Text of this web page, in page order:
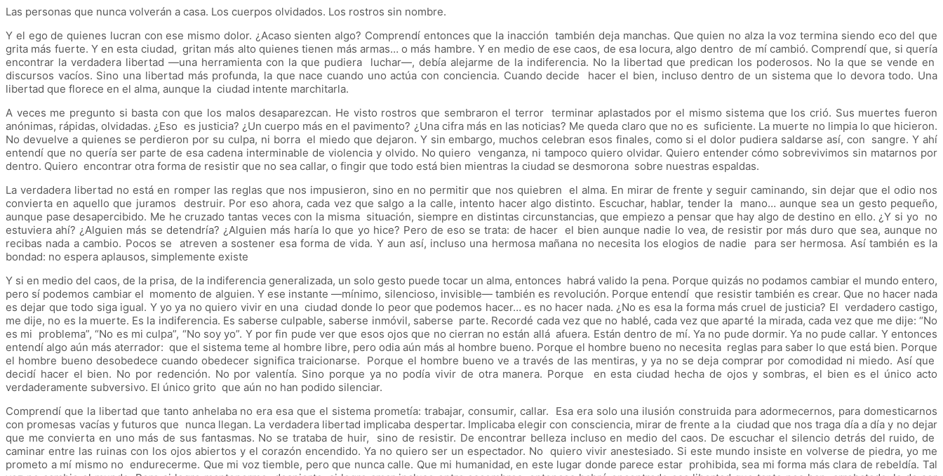
Las personas que nunca volverán a casa. Los cuerpos olvidados. Los rostros sin nombre.
Y el ego de quienes lucran con ese mismo dolor. ¿Acaso sienten algo? Comprendí entonces que la inacción también deja manchas. Que quien no alza la voz termina siendo eco del que
grita más fuerte. Y en esta ciudad, gritan más alto quienes tienen más armas… o más hambre. Y en medio de ese caos, de esa locura, algo dentro de mí cambió. Comprendí que, si quería
encontrar la verdadera libertad —una herramienta con la que pudiera luchar—, debía alejarme de la indiferencia. No la libertad que predican los poderosos. No la que se vende en
discursos vacíos. Sino una libertad más profunda, la que nace cuando uno actúa con conciencia. Cuando decide hacer el bien, incluso dentro de un sistema que lo devora todo. Una
libertad que florece en el alma, aunque la ciudad intente marchitarla.
A veces me pregunto si basta con que los malos desaparezcan. He visto rostros que sembraron el terror terminar aplastados por el mismo sistema que los crió. Sus muertes fueron
anónimas, rápidas, olvidadas. ¿Eso es justicia? ¿Un cuerpo más en el pavimento? ¿Una cifra más en las noticias? Me queda claro que no es suficiente. La muerte no limpia lo que hicieron.
No devuelve a quienes se perdieron por su culpa, ni borra el miedo que dejaron. Y sin embargo, muchos celebran esos finales, como si el dolor pudiera saldarse así, con sangre. Y ahí
entendí que no quería ser parte de esa cadena interminable de violencia y olvido. No quiero venganza, ni tampoco quiero olvidar. Quiero entender cómo sobrevivimos sin matarnos por
dentro. Quiero encontrar otra forma de resistir que no sea callar, o fingir que todo está bien mientras la ciudad se desmorona sobre nuestras espaldas.
La verdadera libertad no está en romper las reglas que nos impusieron, sino en no permitir que nos quiebren el alma. En mirar de frente y seguir caminando, sin dejar que el odio nos
convierta en aquello que juramos destruir. Por eso ahora, cada vez que salgo a la calle, intento hacer algo distinto. Escuchar, hablar, tender la mano… aunque sea un gesto pequeño,
aunque pase desapercibido. Me he cruzado tantas veces con la misma situación, siempre en distintas circunstancias, que empiezo a pensar que hay algo de destino en ello. ¿Y si yo no
estuviera ahí? ¿Alguien más se detendría? ¿Alguien más haría lo que yo hice? Pero de eso se trata: de hacer el bien aunque nadie lo vea, de resistir por más duro que sea, aunque no
recibas nada a cambio. Pocos se atreven a sostener esa forma de vida. Y aun así, incluso una hermosa mañana no necesita los elogios de nadie para ser hermosa. Así también es la
bondad: no espera aplausos, simplemente existe
Y si en medio del caos, de la prisa, de la indiferencia generalizada, un solo gesto puede tocar un alma, entonces habrá valido la pena. Porque quizás no podamos cambiar el mundo entero,
pero sí podemos cambiar el momento de alguien. Y ese instante —mínimo, silencioso, invisible— también es revolución. Porque entendí que resistir también es crear. Que no hacer nada
es dejar que todo siga igual. Y yo ya no quiero vivir en una ciudad donde lo peor que podemos hacer… es no hacer nada. ¿No es esa la forma más cruel de justicia? El verdadero castigo,
me dije, no es la muerte. Es la indiferencia. Es saberse culpable, saberse inmóvil, saberse parte. Recordé cada vez que no hablé, cada vez que aparté la mirada, cada vez que me dije: “No
es mi problema”, “No es mi culpa”, “No soy yo”. Y por fin pude ver que esos ojos que no cierran no están allá afuera. Están dentro de mí. Ya no pude dormir. Ya no pude callar. Y entonces
entendí algo aún más aterrador: que el sistema teme al hombre libre, pero odia aún más al hombre bueno. Porque el hombre bueno no necesita reglas para saber lo que está bien. Porque
el hombre bueno desobedece cuando obedecer significa traicionarse. Porque el hombre bueno ve a través de las mentiras, y ya no se deja comprar por comodidad ni miedo. Así que
decidí hacer el bien. No por redención. No por valentía. Sino porque ya no podía vivir de otra manera. Porque en esta ciudad hecha de ojos y sombras, el bien es el único acto
verdaderamente subversivo. El único grito que aún no han podido silenciar.
Comprendí que la libertad que tanto anhelaba no era esa que el sistema prometía: trabajar, consumir, callar. Esa era solo una ilusión construida para adormecernos, para domesticarnos
con promesas vacías y futuros que nunca llegan. La verdadera libertad implicaba despertar. Implicaba elegir con consciencia, mirar de frente a la ciudad que nos traga día a día y no dejar
que me convierta en uno más de sus fantasmas. No se trataba de huir, sino de resistir. De encontrar belleza incluso en medio del caos. De escuchar el silencio detrás del ruido, de
caminar entre las ruinas con los ojos abiertos y el corazón encendido. Ya no quiero ser un espectador. No quiero vivir anestesiado. Si este mundo insiste en volverse de piedra, yo me
prometo a mí mismo no endurecerme. Que mi voz tiemble, pero que nunca calle. Que mi humanidad, en este lugar donde parece estar prohibida, sea mi forma más clara de rebeldía. Tal